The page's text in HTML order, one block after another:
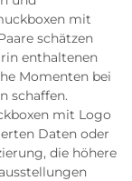
mit
schätzen
enthaltenen
Momenten bei
schaffen.
mit Logo
Daten oder
die höhere